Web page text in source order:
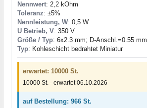
Nennwert: 2,2 kOhm
Toleranz: ±5%
Nennleistung, W: 0,5 W
U Betrieb, V: 350 V
Größe / Typ: 6x2.3 mm; D-Anschl.=0.55 mm
Typ: Kohleschicht bedrahtet Miniatur
erwartet: 10000 St.
10000 St. - erwartet 06.10.2026
auf Bestellung: 966 St.